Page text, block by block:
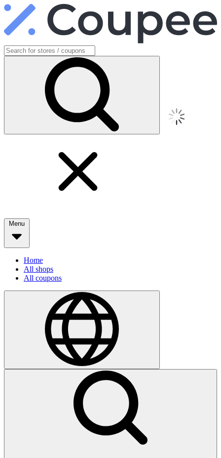
Menu
Home
All shops
All coupons